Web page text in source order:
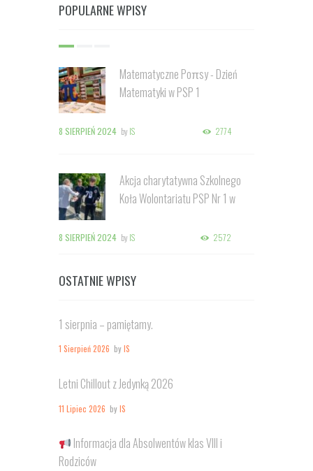
POPULARNE WPISY
Matematyczne Poπsy - Dzień
Matematyki w PSP 1
8 SIERPIEŃ 2024 by IS 2774
Akcja charytatywna Szkolnego
Koła Wolontariatu PSP Nr 1 w
8 SIERPIEŃ 2024 by IS 2572
OSTATNIE WPISY
1 sierpnia – pamiętamy.
1 Sierpień 2026 byIS
Letni Chillout z Jedynką 2026
11 Lipiec 2026 byIS
Informacja dla Absolwentów klas VIII i
Rodziców